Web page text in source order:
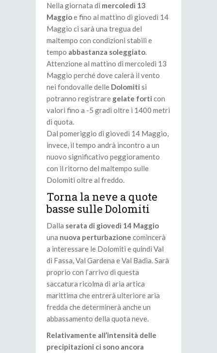
Nella giornata di mercoledì 13
Maggioe fino al mattino di giovedì 14
Maggio ci sarà una tregua del
maltempo con condizioni stabili e
tempo abbastanza soleggiato.
Attenzione al mattino di mercoledì 13
Maggio perché dove calerà il vento
nei fondovalle delle Dolomiti si
potranno registrare gelate forti con
valori fino a -5 gradi oltre i 1400 metri
di quota.
Dal pomeriggio di giovedì 14 Maggio,
invece, il tempo andrà incontro a un
nuovo significativo peggioramento
con il ritorno del maltempo sulle
Dolomiti oltre al freddo.
Torna la neve a quote
basse sulle Dolomiti
Dalla serata di giovedì 14 Maggio
una nuova perturbazione comincerà
a interessare le Dolomiti e quindi Val
di Fassa, Val Gardena e Val Badia. Sarà
proprio con l’arrivo di questa
saccatura ricolma di aria artica
marittima che entrerà ulteriore aria
fredda che determinerà anche un
abbassamento della quota neve.
Relativamente all’intensità delle
precipitazioni ci sono ancora